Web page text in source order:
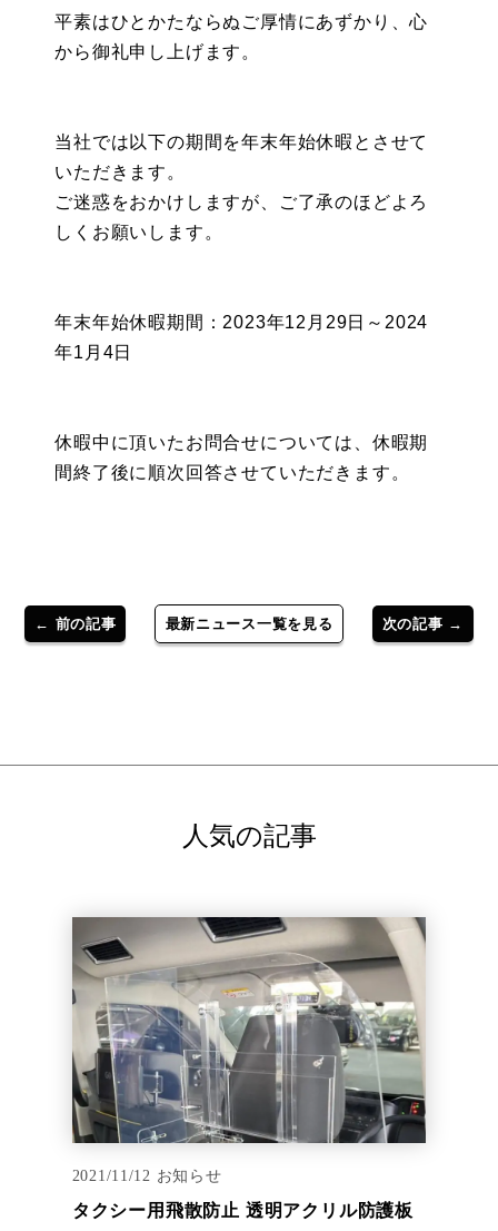
平素はひとかたならぬご厚情にあずかり、心
から御礼申し上げます。
当社では以下の期間を年末年始休暇とさせて
いただきます。
ご迷惑をおかけしますが、ご了承のほどよろ
しくお願いします。
年末年始休暇期間：2023年12月29日～2024
年1月4日
休暇中に頂いたお問合せについては、休暇期
間終了後に順次回答させていただきます。
← 前の記事 最新ニュース一覧を見る 次の記事 →
人気の記事
2021/11/12 お知らせ
タクシー用飛散防止 透明アクリル防護板